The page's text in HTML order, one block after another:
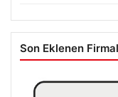
Son Eklenen